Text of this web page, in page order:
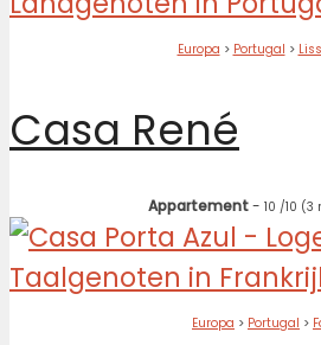
Europa > Portugal >
Casa René
Appartement- 10 /10 (3
Europa > Portugal >